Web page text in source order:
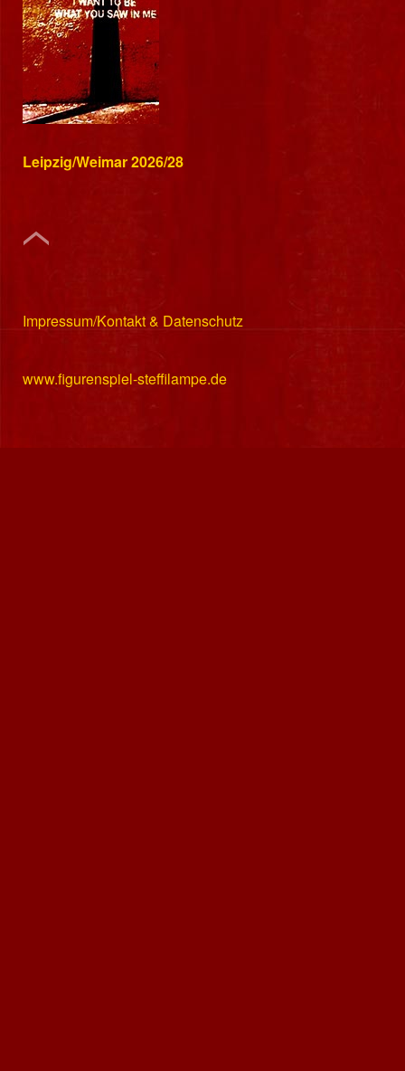
Leipzig/Weimar 2026/28
Impressum/Kontakt & Datenschutz
www.figurenspiel-steffilampe.de